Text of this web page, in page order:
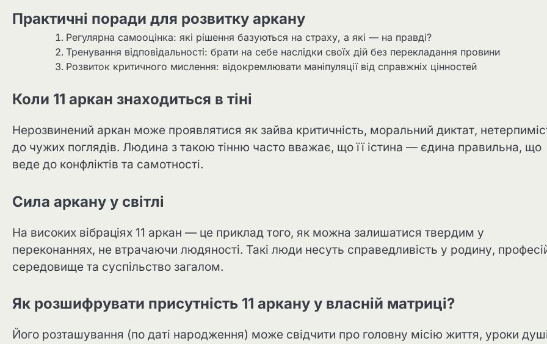
Практичні поради для розвитку аркану
Регулярна самооцінка: які рішення базуються на страху, а які — на правді?
Тренування відповідальності: брати на себе наслідки своїх дій без перекладання провини
Розвиток критичного мислення: відокремлювати маніпуляції від справжніх цінностей
Коли 11 аркан знаходиться в тіні
Нерозвинений аркан може проявлятися як зайва критичність, моральний диктат,
до чужих поглядів. Людина з такою тінню часто вважає, що її істина — єдина правильна, що
веде до конфліктів та самотності.
Сила аркану у світлі
На високих вібраціях 11 аркан — це приклад того, як можна залишатися твердим у
переконаннях, не втрачаючи людяності. Такі люди несуть справедливість у родину,
середовище та суспільство загалом.
Як розшифрувати присутність 11 аркану у власній матриці?
Його розташування (по даті народження) може свідчити про головну місію життя, уроки